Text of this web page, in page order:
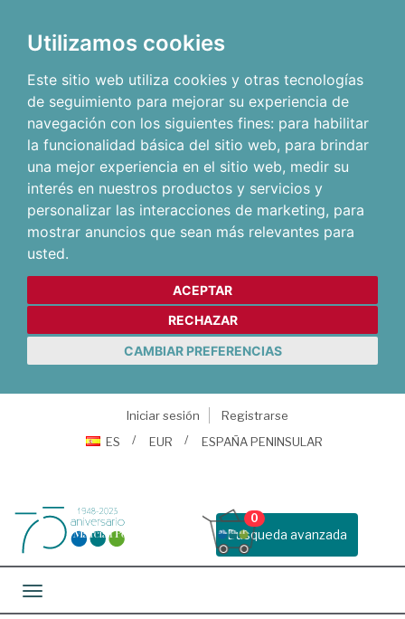
Utilizamos cookies
Este sitio web utiliza cookies y otras tecnologías
de seguimiento para mejorar su experiencia de
navegación con los siguientes fines: para habilitar
la funcionalidad básica del sitio web, para brindar
una mejor experiencia en el sitio web, medir su
interés en nuestros productos y servicios y
personalizar las interacciones de marketing, para
mostrar anuncios que sean más relevantes para
usted.
ACEPTAR
RECHAZAR
CAMBIAR PREFERENCIAS
Iniciar sesión
Registrarse
ES
EUR ESPAÑA PENINSULAR
Busqueda avanzada
0
Toggle navigation